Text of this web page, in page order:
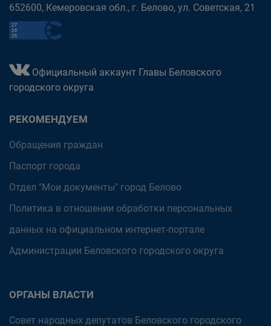
652600, Кемеровская обл., г. Белово, ул. Советская, 21
Официальный аккаунт Главы Беловского
городского округа
РЕКОМЕНДУЕМ
Обращения граждан
Паспорт города
Отдел "Мои документы" город Белово
Политика в отношении обработки персональных
данных на официальном интернет-портале
Администрации Беловского городского округа
ОРГАНЫ ВЛАСТИ
Совет народных депутатов Беловского городского